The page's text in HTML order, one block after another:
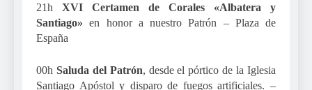
21h XVI Certamen de Corales «Albatera y
Santiago» en honor a nuestro Patrón – Plaza de
España
00h Saluda del Patrón, desde el pórtico de la Iglesia
Santiago Apóstol y disparo de fuegos artificiales. –